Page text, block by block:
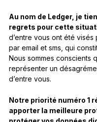
Au nom de Ledger, je
regrets pour cette
d’entre vous ont été
par email et sms, qui
Nous sommes conscients
représenter un
d’entre vous.
Notre priorité numéro 1
apporter la meilleure